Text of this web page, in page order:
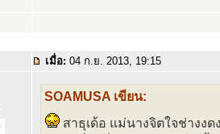
เมื่อ: 04 ก.ย. 2013, 19:15
SOAMUSA เขียน:
สาธุเด้อ แม่นางจิตใจช่างง